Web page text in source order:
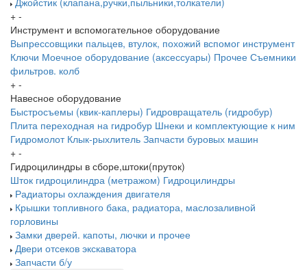
+ -
Инструмент и вспомогательное оборудование
Выпрессовщики пальцев, втулок, похожий вспомог инструмент
Ключи Моечное оборудование (аксессуары) Прочее Съемники
фильтров. колб
+ -
Навесное оборудование
Быстросъемы (квик-каплеры) Гидровращатель (гидробур)
Плита переходная на гидробур Шнеки и комплектующие к ним
Гидромолот Клык-рыхлитель Запчасти буровых машин
+ -
Гидроцилиндры в сборе,штоки(пруток)
Шток гидроцилиндра (метражом) Гидроцилиндры
Радиаторы охлаждения двигателя
Крышки топливного бака, радиатора, маслозаливной
горловины
Замки дверей. капоты, лючки и прочее
Двери отсеков экскаватора
Запчасти б/у